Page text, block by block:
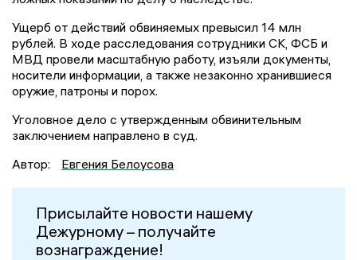
Ущерб от действий обвиняемых превысил 14 млн
рублей. В ходе расследования сотрудники СК, ФСБ и
МВД провели масштабную работу, изъяли документы,
носители информации, а также незаконно хранившиеся
оружие, патроны и порох.
Уголовное дело с утвержденным обвинительным
заключением направлено в суд.
Автор:
Евгения Белоусова
Присылайте новости нашему
Дежурному – получайте
вознаграждение!